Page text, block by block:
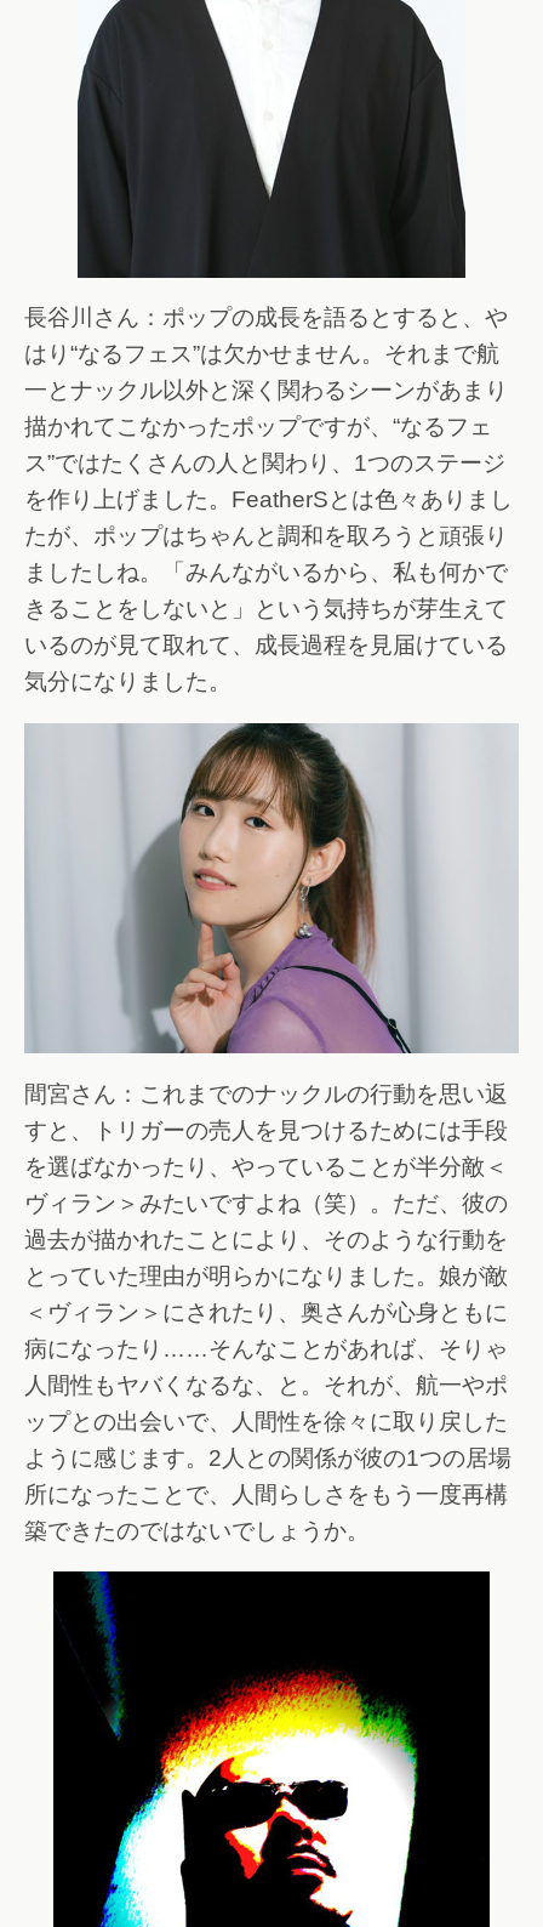
長谷川さん：ポップの成長を語るとすると、や
はり“なるフェス”は欠かせません。それまで航
一とナックル以外と深く関わるシーンがあまり
描かれてこなかったポップですが、“なるフェ
ス”ではたくさんの人と関わり、1つのステージ
を作り上げました。FeatherSとは色々ありまし
たが、ポップはちゃんと調和を取ろうと頑張り
ましたしね。「みんながいるから、私も何かで
きることをしないと」という気持ちが芽生えて
いるのが見て取れて、成長過程を見届けている
気分になりました。
間宮さん：これまでのナックルの行動を思い返
すと、トリガーの売人を見つけるためには手段
を選ばなかったり、やっていることが半分敵＜
ヴィラン＞みたいですよね（笑）。ただ、彼の
過去が描かれたことにより、そのような行動を
とっていた理由が明らかになりました。娘が敵
＜ヴィラン＞にされたり、奥さんが心身ともに
病になったり……そんなことがあれば、そりゃ
人間性もヤバくなるな、と。それが、航一やポ
ップとの出会いで、人間性を徐々に取り戻した
ように感じます。2人との関係が彼の1つの居場
所になったことで、人間らしさをもう一度再構
築できたのではないでしょうか。